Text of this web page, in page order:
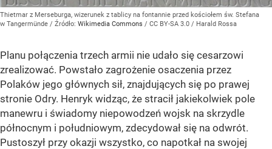
Thietmar z Merseburga, wizerunek z tablicy na fontannie przed kościołem św. Stefana
w Tangermünde / Źródło: Wikimedia Commons / CC BY-SA 3.0 / Harald Rossa
Planu połączenia trzech armii nie udało się cesarzowi
zrealizować. Powstało zagrożenie osaczenia przez
Polaków jego głównych sił, znajdujących się po prawej
stronie Odry. Henryk widząc, że stracił jakiekolwiek pole
manewru i świadomy niepowodzeń wojsk na skrzydle
północnym i południowym, zdecydował się na odwrót.
Pustoszył przy okazji wszystko, co napotkał na swojej